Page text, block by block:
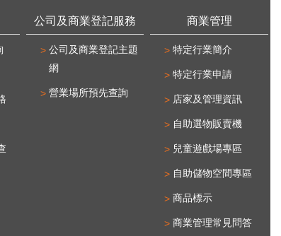
公司及商業登記服務
公司及商業登記主題
網
營業場所預先查詢
商業管理
特定行業簡介
特定行業申請
店家及管理資訊
自助選物販賣機
兒童遊戲場專區
自助儲物空間專區
商品標示
商業管理常見問答